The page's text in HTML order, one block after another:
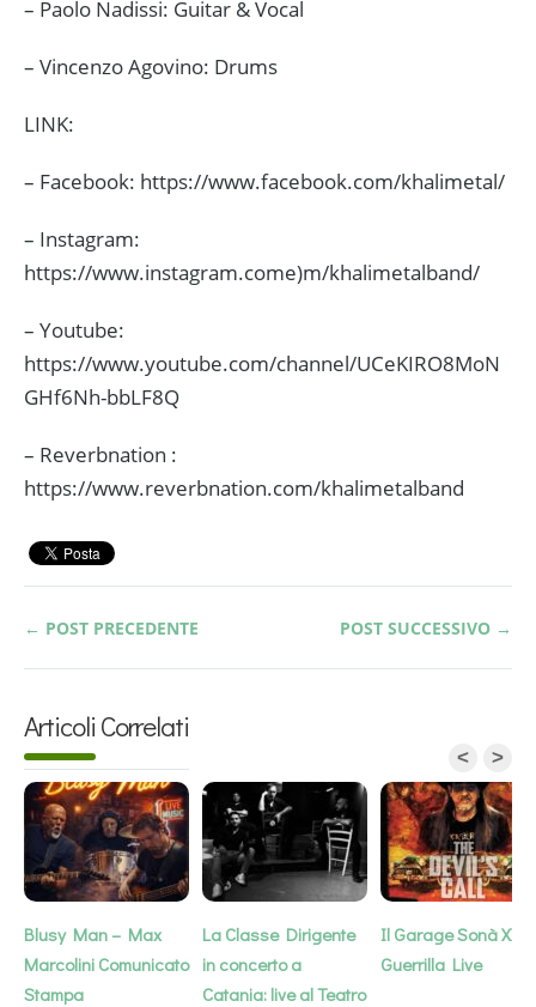
– Paolo Nadissi: Guitar & Vocal
– Vincenzo Agovino: Drums
LINK:
– Facebook: https://www.facebook.com/khalimetal/
– Instagram:
https://www.instagram.come)m/khalimetalband/
– Youtube:
https://www.youtube.com/channel/UCeKIRO8MoN
GHf6Nh-bbLF8Q
– Reverbnation :
https://www.reverbnation.com/khalimetalband
← POST PRECEDENTE POST SUCCESSIVO →
Articoli Correlati
Blusy Man – Max
Marcolini Comunicato
Stampa
La Classe Dirigente
in concerto a
Catania: live al Teatro
Il Garage Sonà XXL
Guerrilla Live
< >